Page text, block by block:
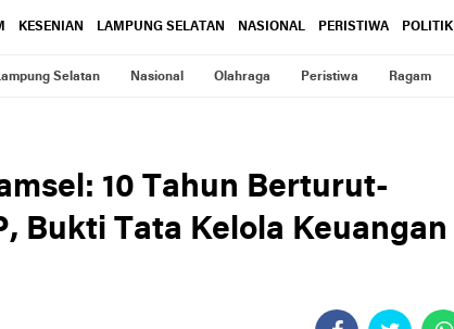
KESENIAN LAMPUNG SELATAN NASIONAL PERISTIWA POLITIK
Selatan Nasional Olahraga Peristiwa Ragam
10 Tahun Berturut-
Bukti Tata Kelola Keuangan